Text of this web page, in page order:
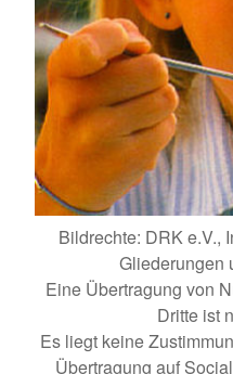
Bildrechte: DRK e.V.,
Gliederungen
Eine Übertragung von
Dritte ist
Es liegt keine
Übertragung auf